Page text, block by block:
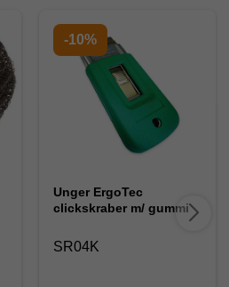
-10%
Unger ErgoTec
clickskraber m/ gummi
SR04K